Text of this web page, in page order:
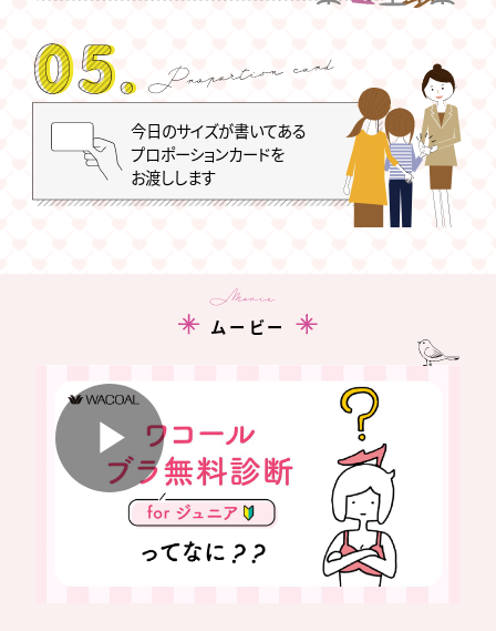
今日のサイズが書いてある
プロポーションカードを
お渡しします
Movie
ムービー
Play